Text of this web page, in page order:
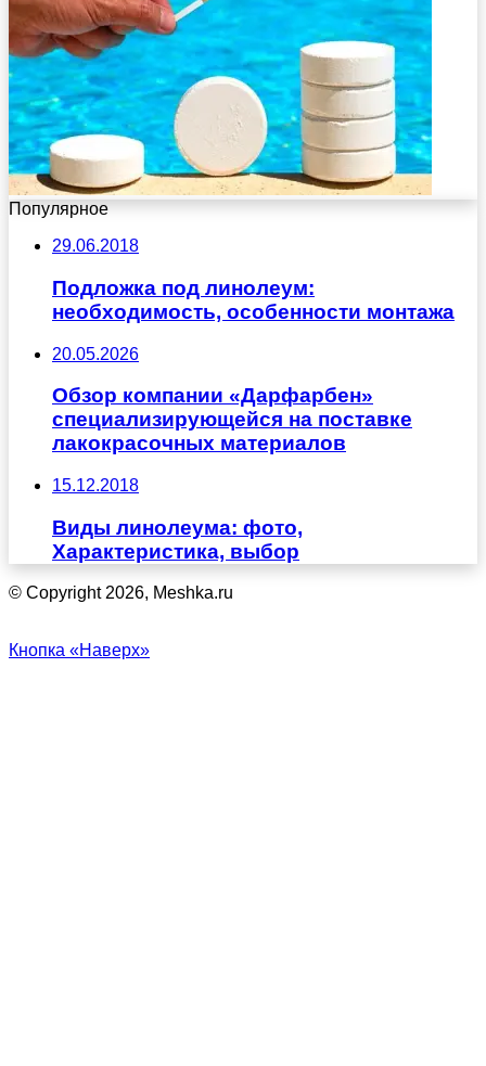
Популярное
29.06.2018
Подложка под линолеум:
необходимость, особенности монтажа
20.05.2026
Обзор компании «Дарфарбен»
специализирующейся на поставке
лакокрасочных материалов
15.12.2018
Виды линолеума: фото,
Характеристика, выбор
© Copyright 2026, Meshka.ru
Кнопка «Наверх»